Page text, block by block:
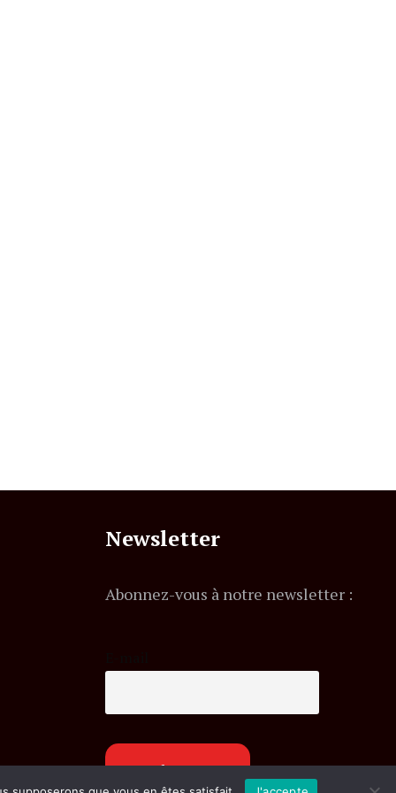
Newsletter
Abonnez-vous à notre newsletter :